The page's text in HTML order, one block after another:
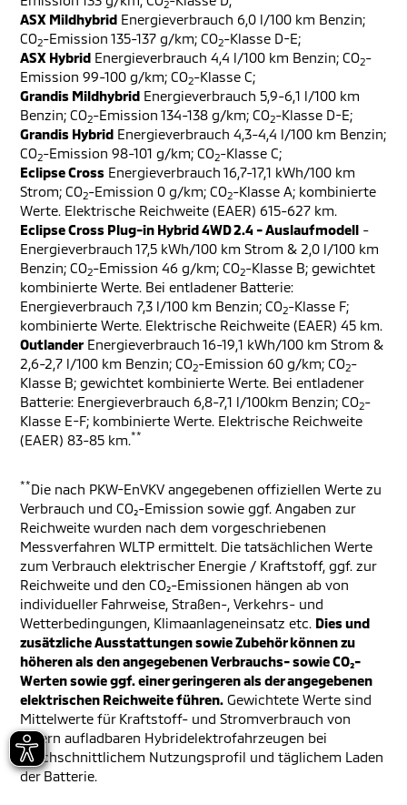
2
ASX Mildhybrid Energieverbrauch 6,0 l/100 km Benzin;
CO2-Emission 135-137 g/km; CO2-Klasse D-E;
ASX Hybrid Energieverbrauch 4,4 l/100 km Benzin; CO2-
Emission 99-100 g/km; CO2-Klasse C;
Grandis Mildhybrid Energieverbrauch 5,9-6,1 l/100 km
Benzin; CO2-Emission 134-138 g/km; CO2-Klasse D-E;
Grandis Hybrid Energieverbrauch 4,3-4,4 l/100 km Benzin;
CO2-Emission 98-101 g/km; CO2-Klasse C;
Eclipse Cross Energieverbrauch 16,7-17,1 kWh/100 km
Strom; CO2-Emission 0 g/km; CO2-Klasse A; kombinierte
Werte. Elektrische Reichweite (EAER) 615-627 km.
Eclipse Cross Plug-in Hybrid 4WD 2.4 - Auslaufmodell -
Energieverbrauch 17,5 kWh/100 km Strom & 2,0 l/100 km
Benzin; CO2-Emission 46 g/km; CO2-Klasse B; gewichtet
kombinierte Werte. Bei entladener Batterie:
Energieverbrauch 7,3 l/100 km Benzin; CO2-Klasse F;
kombinierte Werte. Elektrische Reichweite (EAER) 45 km.
Outlander Energieverbrauch 16-19,1 kWh/100 km Strom &
2,6-2,7 l/100 km Benzin; CO2-Emission 60 g/km; CO2-
Klasse B; gewichtet kombinierte Werte. Bei entladener
Batterie: Energieverbrauch 6,8-7,1 l/100km Benzin; CO2-
Klasse E-F; kombinierte Werte. Elektrische Reichweite
(EAER) 83-85 km.**
**Die nach PKW-EnVKV angegebenen offiziellen Werte zu
Verbrauch und CO₂-Emission sowie ggf. Angaben zur
Reichweite wurden nach dem vorgeschriebenen
Messverfahren WLTP ermittelt. Die tatsächlichen Werte
zum Verbrauch elektrischer Energie / Kraftstoff, ggf. zur
Reichweite und den CO₂-Emissionen hängen ab von
individueller Fahrweise, Straßen-, Verkehrs- und
Wetterbedingungen, Klimaanlageneinsatz etc. Dies und
zusätzliche Ausstattungen sowie Zubehör können zu
höheren als den angegebenen Verbrauchs- sowie CO₂-
Werten sowie ggf. einer geringeren als der angegebenen
elektrischen Reichweite führen. Gewichtete Werte sind
Mittelwerte für Kraftstoff- und Stromverbrauch von
extern aufladbaren Hybridelektrofahrzeugen bei
durchschnittlichem Nutzungsprofil und täglichem Laden
der Batterie.